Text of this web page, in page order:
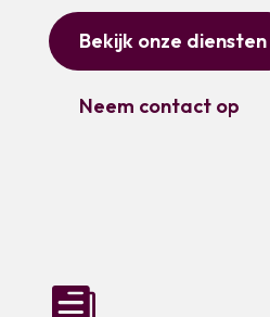
Bekijk onze diensten
Neem contact op